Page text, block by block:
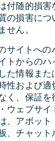
付随的損害
の損害につ
せん。
サイトへの
トからのハ
た情報また
性および適
く、保証を
ウェブサイ
、アボット
、チャット